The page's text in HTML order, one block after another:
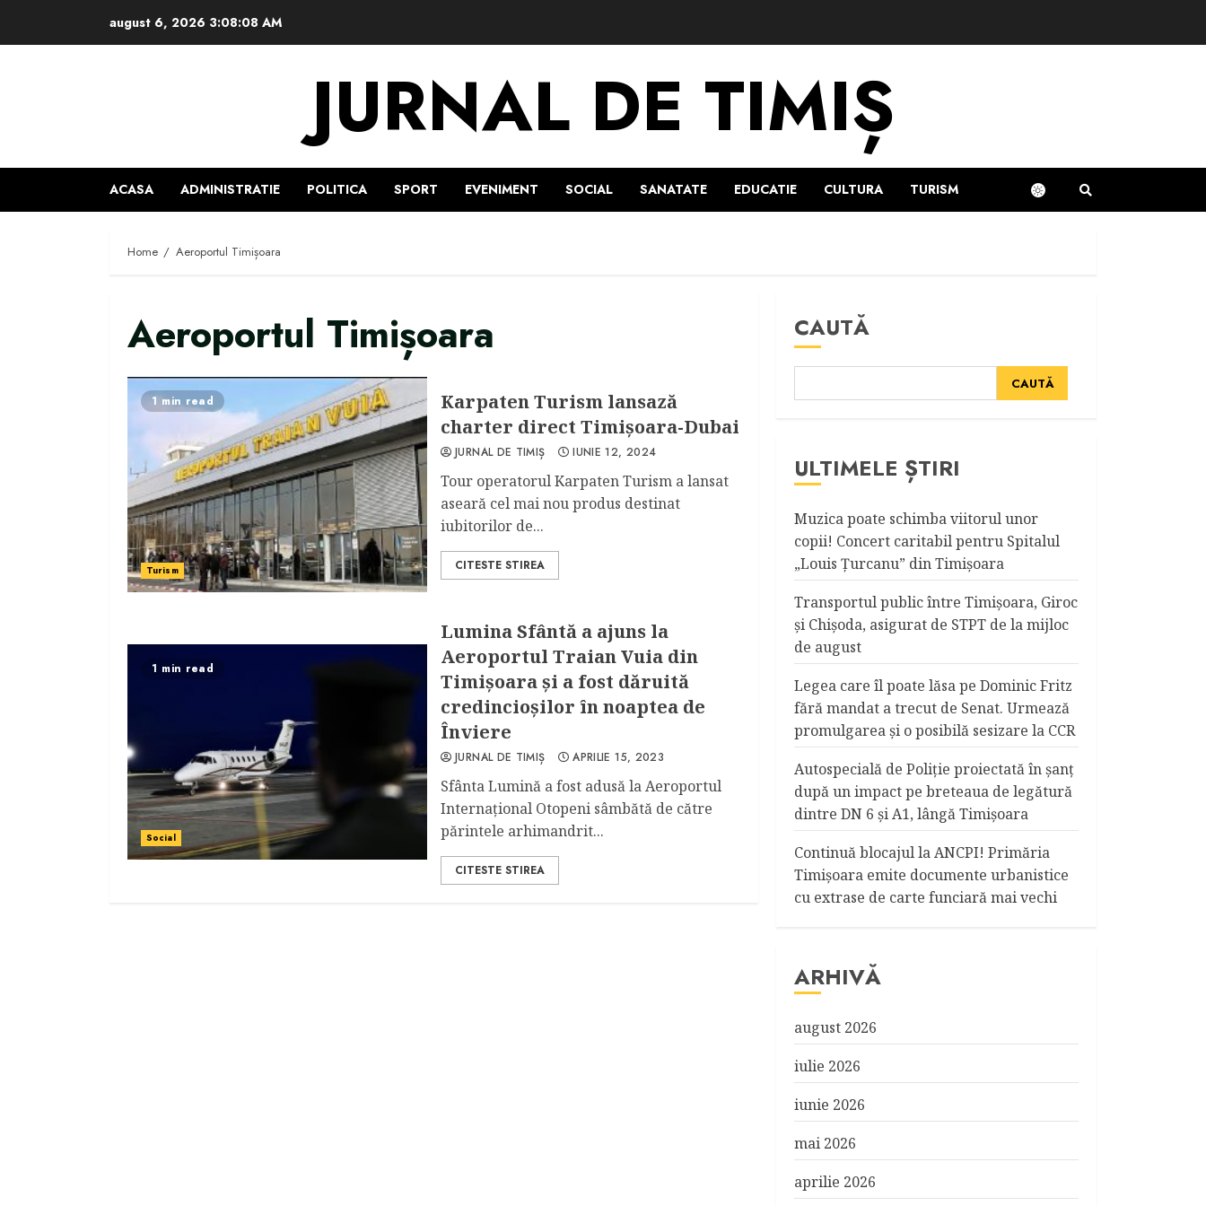
august 6, 2026 3:08:09 AM
JURNAL DE TIMIȘ
ACASA ADMINISTRATIE POLITICA SPORT EVENIMENT SOCIAL SANATATE EDUCATIE CULTURA TURISM
Home Aeroportul Timișoara
Aeroportul Timișoara
1 min read
Turism
Karpaten Turism lansază
charter direct Timișoara-Dubai
JURNAL DE TIMIȘ IUNIE 12, 2024
Tour operatorul Karpaten Turism a lansat
aseară cel mai nou produs destinat
iubitorilor de...
CITESTE STIREA
1 min read
Social
Lumina Sfântă a ajuns la
Aeroportul Traian Vuia din
Timișoara și a fost dăruită
credincioșilor în noaptea de
Înviere
JURNAL DE TIMIȘ APRILIE 15, 2023
Sfânta Lumină a fost adusă la Aeroportul
Internațional Otopeni sâmbătă de către
părintele arhimandrit...
CITESTE STIREA
CAUTĂ
CAUTĂ
ULTIMELE ȘTIRI
Muzica poate schimba viitorul unor
copii! Concert caritabil pentru Spitalul
„Louis Ţurcanu” din Timişoara
Transportul public între Timişoara, Giroc
şi Chişoda, asigurat de STPT de la mijloc
de august
Legea care îl poate lăsa pe Dominic Fritz
fără mandat a trecut de Senat. Urmează
promulgarea și o posibilă sesizare la CCR
Autospecială de Poliție proiectată în șanț
după un impact pe breteaua de legătură
dintre DN 6 și A1, lângă Timișoara
Continuă blocajul la ANCPI! Primăria
Timişoara emite documente urbanistice
cu extrase de carte funciară mai vechi
ARHIVĂ
august 2026
iulie 2026
iunie 2026
mai 2026
aprilie 2026